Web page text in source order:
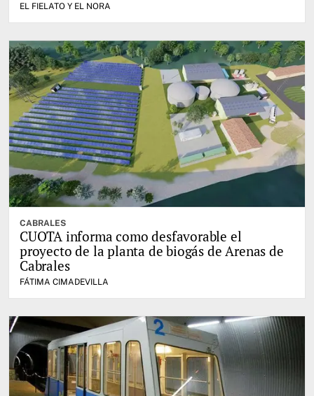
EL FIELATO Y EL NORA
CABRALES
CUOTA informa como desfavorable el
proyecto de la planta de biogás de Arenas de
Cabrales
FÁTIMA CIMADEVILLA